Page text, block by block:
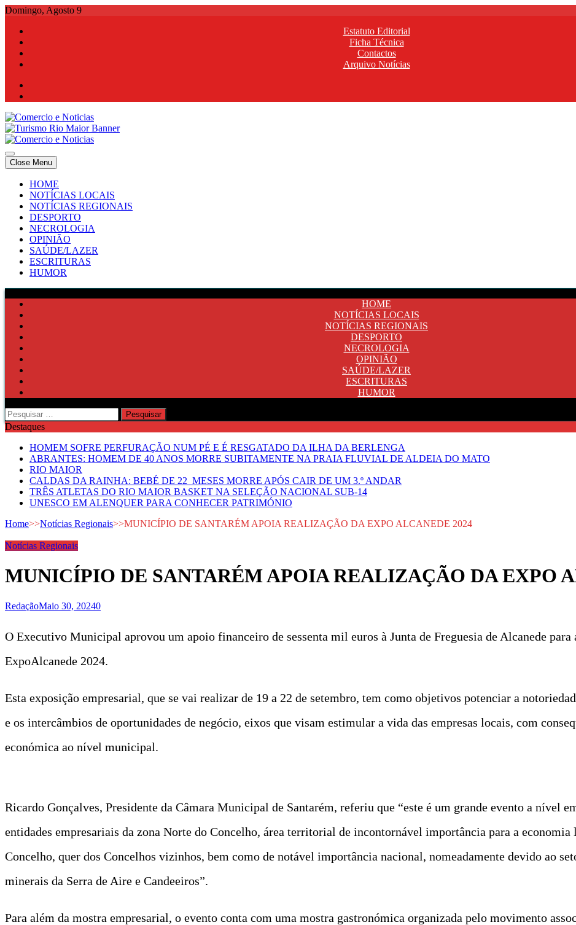
Skip
content
Domingo, Agosto 9
Estatuto Editorial
Ficha Técnica
Contactos
Arquivo Notícias
Comercio e Noticias
Notícias e Publicidade Online
Comercio e Noticias
Notícias e Publicidade Online
Close Menu
HOME
NOTÍCIAS LOCAIS
NOTÍCIAS REGIONAIS
DESPORTO
NECROLOGIA
OPINIÃO
SAÚDE/LAZER
ESCRITURAS
HUMOR
HOME
NOTÍCIAS LOCAIS
NOTÍCIAS REGIONAIS
DESPORTO
NECROLOGIA
OPINIÃO
SAÚDE/LAZER
ESCRITURAS
HUMOR
Pesquisar
por:
Destaques
HOMEM SOFRE PERFURAÇÃO NUM PÉ E É RESGATADO DA ILHA DA BERLENGA
ABRANTES: HOMEM DE 40 ANOS MORRE SUBITAMENTE NA PRAIA FLUVIAL DE ALDEIA DO MATO
RIO MAIOR
CALDAS DA RAINHA: BEBÉ DE 22 MESES MORRE APÓS CAIR DE UM 3.º ANDAR
TRÊS ATLETAS DO RIO MAIOR BASKET NA SELEÇÃO NACIONAL SUB-14
UNESCO EM ALENQUER PARA CONHECER PATRIMÓNIO
Home>>Notícias Regionais>>MUNICÍPIO DE SANTARÉM APOIA REALIZAÇÃO DA EXPO ALCANEDE 2024
Notícias Regionais
MUNICÍPIO DE SANTARÉM APOIA REALIZAÇÃO DA EXPO
RedaçãoMaio 30, 20240
O Executivo Municipal aprovou um apoio financeiro de sessenta mil euros à Junta de Freguesia de Alcanede para
ExpoAlcanede 2024.
Esta exposição empresarial, que se vai realizar de 19 a 22 de setembro, tem como objetivos potenciar a
e os intercâmbios de oportunidades de negócio, eixos que visam estimular a vida das empresas locais, com
económica ao nível municipal.
Ricardo Gonçalves, Presidente da Câmara Municipal de Santarém, referiu que “este é um grande evento a nível
entidades empresariais da zona Norte do Concelho, área territorial de incontornável importância para a economia
Concelho, quer dos Concelhos vizinhos, bem como de notável importância nacional, nomeadamente devido ao
minerais da Serra de Aire e Candeeiros”.
Para além da mostra empresarial, o evento conta com uma mostra gastronómica organizada pelo movimento